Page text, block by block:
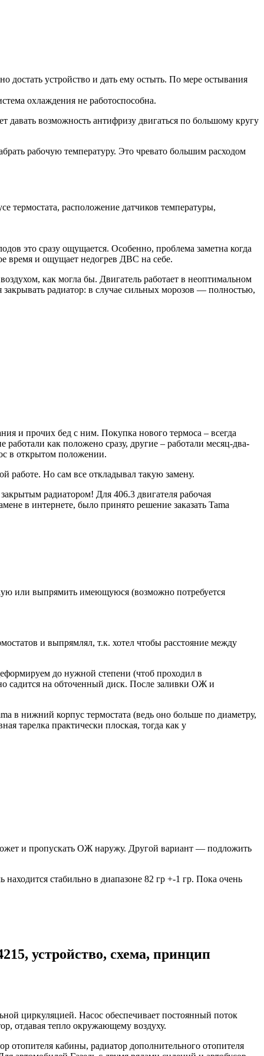
достать устройство и дать ему остыть. По мере остывания
охлаждения не работоспособна.
давать возможность антифризу двигаться по большому кругу
рабочую температуру. Это чревато большим расходом
термостата, расположение датчиков температуры,
это сразу ощущается. Особенно, проблема заметна когда
время и ощущает недогрев ДВС на себе.
как могла бы. Двигатель работает в неоптимальном
радиатор: в случае сильных морозов — полностью,
и прочих бед с ним. Покупка нового термоса – всегда
как положено сразу, другие – работали месяц-два-
в открытом положении.
работе. Но сам все откладывал такую замену.
радиатором! Для 406.3 двигателя рабочая
в интернете, было принято решение заказать Tama
или выпрямить имеющуюся (возможно потребуется
и выпрямлял, т.к. хотел чтобы расстояние между
до нужной степени (чтоб проходил в
садится на обточенный диск. После заливки ОЖ и
в нижний корпус термостата (ведь оно больше по диаметру,
тарелка практически плоская, тогда как у
и пропускать ОЖ наружу. Другой вариант — подложить
стабильно в диапазоне 82 гр +-1 гр. Пока очень
устройство, схема, принцип
циркуляцией. Насос обеспечивает постоянный поток
отдавая тепло окружающему воздуху.
отопителя кабины, радиатор дополнительного отопителя